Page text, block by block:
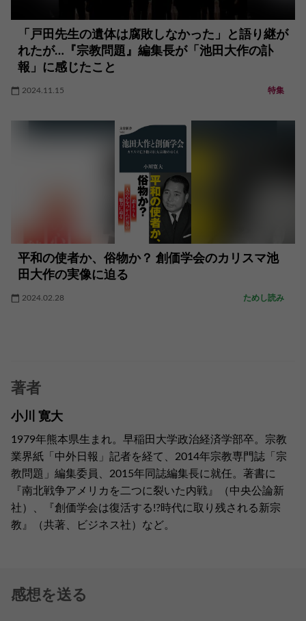
「戸田先生の遺体は腐敗しなかった」と語り継が
れたが…『宗教問題』編集長が「池田大作の訃
報」に感じたこと
2024.11.15 特集
平和の使者か、俗物か？ 創価学会のカリスマ池
田大作の実像に迫る
2024.02.28 ためし読み
著者
小川 寛大
1979年熊本県生まれ。早稲田大学政治経済学部卒。宗教
業界紙「中外日報」記者を経て、2014年宗教専門誌「宗
教問題」編集委員、2015年同誌編集長に就任。著書に
『南北戦争アメリカを二つに裂いた内戦』（中央公論新
社）、『創価学会は復活する!?時代に取り残される新宗
教』（共著、ビジネス社）など。
感想を送る